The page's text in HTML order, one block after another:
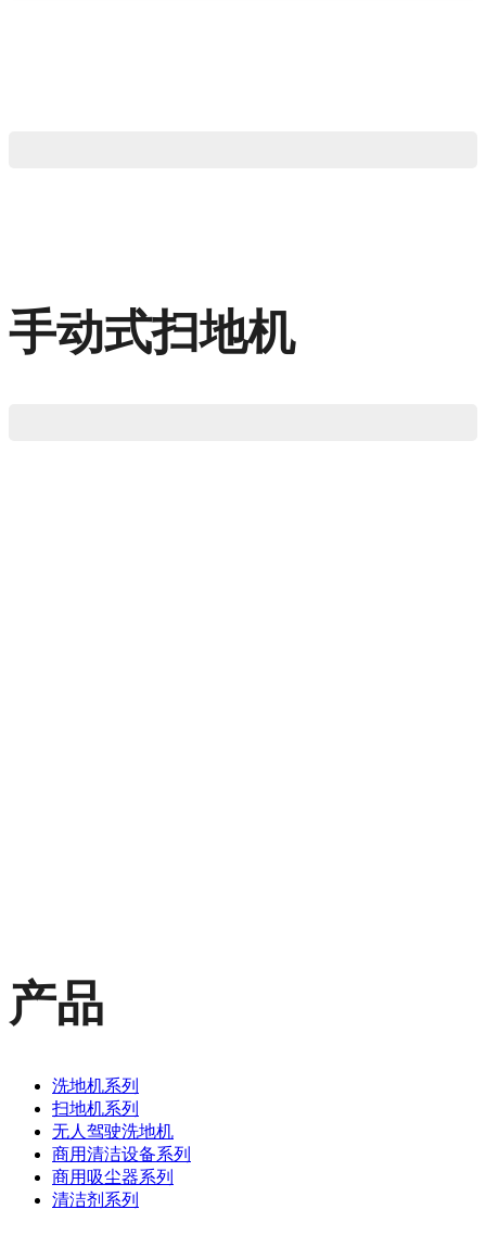
手动式扫地机
产品
洗地机系列
扫地机系列
无人驾驶洗地机
商用清洁设备系列
商用吸尘器系列
清洁剂系列